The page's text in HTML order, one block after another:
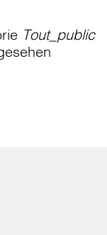
Tout_public